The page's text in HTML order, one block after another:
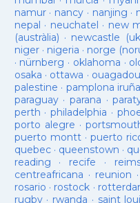
namur· nancy · nanjing ·
nepal · neuchatel · new
(austràlia) · newcastle
niger· nigeria · norge
· nürnberg · oklahoma ·
osaka · ottawa ·
palestine · pamplona iruña
paraguay· parana ·
perth ·philadelphia ·
porto alegre ·
puerto montt· puerto
quebec· queenstown ·
reading · recife ·
centreafricana · reunion ·
rosario · rostock ·
rugby· rwanda · saint